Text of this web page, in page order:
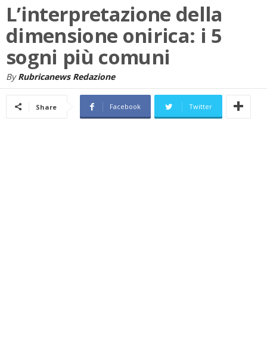
L’interpretazione della
dimensione onirica: i 5
sogni più comuni
By Rubricanews Redazione
Share Facebook Twitter